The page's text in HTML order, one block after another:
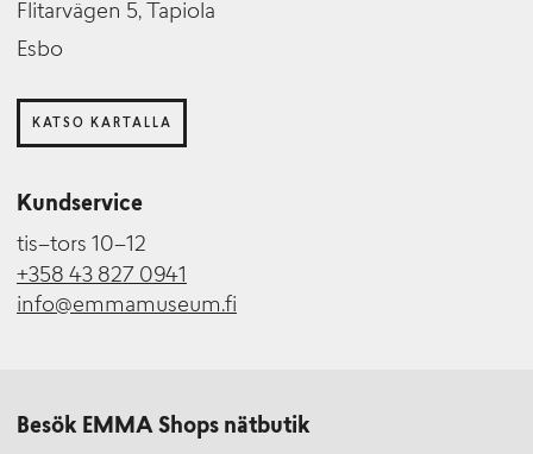
Flitarvägen 5, Tapiola
Esbo
KATSO KARTALLA
Kundservice
tis–tors 10–12
+358 43 827 0941
info@emmamuseum.fi
Besök EMMA Shops nätbutik